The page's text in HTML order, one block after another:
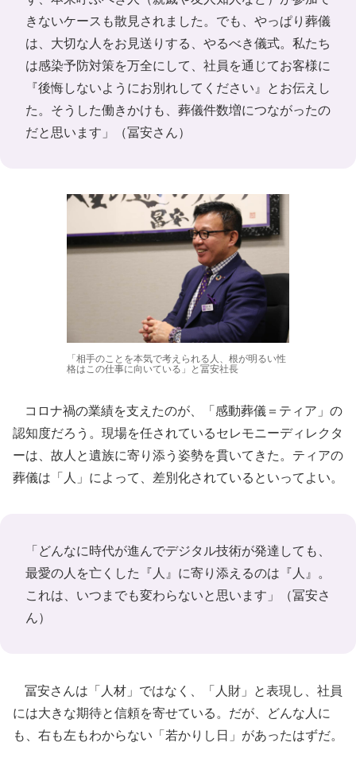
きないケースも散見されました。でも、やっぱり葬儀
は、大切な人をお見送りする、やるべき儀式。私たち
は感染予防対策を万全にして、社員を通じてお客様に
『後悔しないようにお別れしてください』とお伝えし
た。そうした働きかけも、葬儀件数増につながったの
だと思います」（冨安さん）
「相手のことを本気で考えられる人、根が明るい性
格はこの仕事に向いている」と冨安社長
コロナ禍の業績を支えたのが、「感動葬儀＝ティア」の
認知度だろう。現場を任されているセレモニーディレクタ
ーは、故人と遺族に寄り添う姿勢を貫いてきた。ティアの
葬儀は「人」によって、差別化されているといってよい。
「どんなに時代が進んでデジタル技術が発達しても、
最愛の人を亡くした『人』に寄り添えるのは『人』。
これは、いつまでも変わらないと思います」（冨安さ
ん）
冨安さんは「人材」ではなく、「人財」と表現し、社員
には大きな期待と信頼を寄せている。だが、どんな人に
も、右も左もわからない「若かりし日」があったはずだ。